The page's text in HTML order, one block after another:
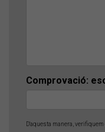
Comprovació:
D'aquesta manera,